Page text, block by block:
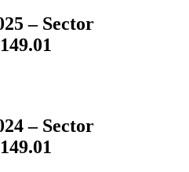
– Sector
– Sector